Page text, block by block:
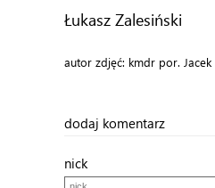
Łukasz Zalesiński
autor zdjęć: kmdr por. Jacek
dodaj komentarz
nick